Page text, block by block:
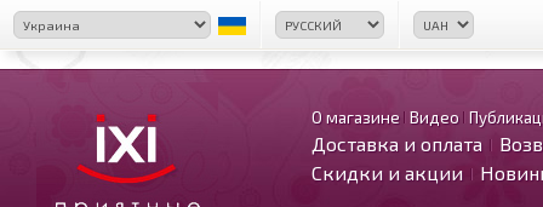
О магазине Видео
Доставка и оплата
Скидки и акции